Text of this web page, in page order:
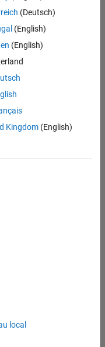
(Deutsch)
(English)
(English)
Kingdom(English)
local